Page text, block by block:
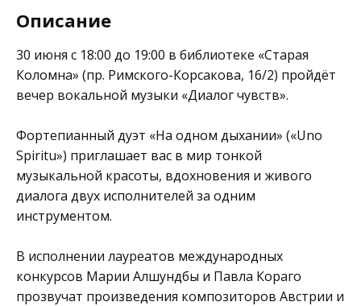
Описание
30 июня с 18:00 до 19:00 в библиотеке «Старая
Коломна» (пр. Римского-Корсакова, 16/2) пройдёт
вечер вокальной музыки «Диалог чувств».
Фортепианный дуэт «На одном дыхании» («Uno
Spiritu») приглашает вас в мир тонкой
музыкальной красоты, вдохновения и живого
диалога двух исполнителей за одним
инструментом.
В исполнении лауреатов международных
конкурсов Марии Алшундбы и Павла Кораго
прозвучат произведения композиторов Австрии и